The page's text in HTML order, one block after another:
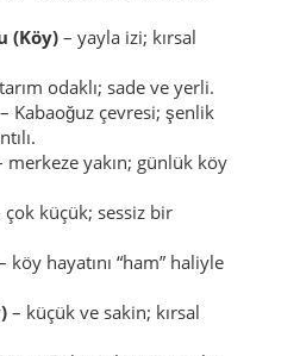
– küçük; komşuluk ağı
(Köy)– yayla izi; kırsal
odaklı; sade ve yerli.